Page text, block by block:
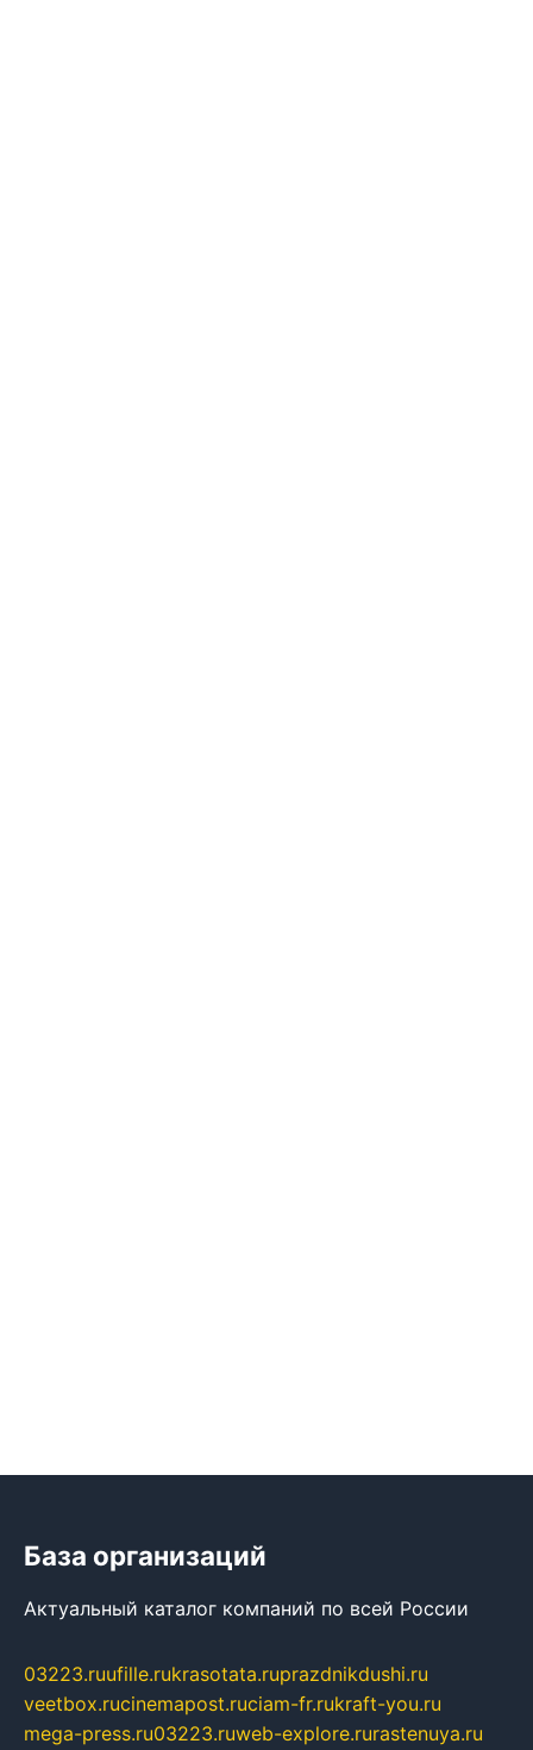
База организаций
Актуальный каталог компаний по всей России
03223.ruufille.rukrasotata.ruprazdnikdushi.ru
veetbox.rucinemapost.ruciam-fr.rukraft-you.ru
mega-press.ru03223.ruweb-explore.rurastenuya.ru